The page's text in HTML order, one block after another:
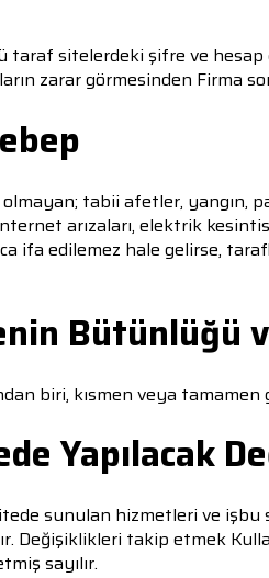
taraf sitelerdeki şifre ve
zarar görmesinden Firma
tabii afetler, yangın,
arızaları, elektrik
ifa edilemez hale gelirse,
Bütünlüğü
biri, kısmen veya
Yapılacak
sunulan hizmetleri ve işbu
Değişiklikleri takip etmek
sayılır.